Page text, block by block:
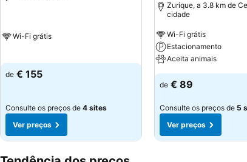
Wi-Fi grátis
de € 155
Consulte os preços de 4 sites
Ver preços
Zurique, a 3.8 km de
cidade
Wi-Fi grátis
Estacionamento
Aceita animais
de € 89
Consulte os preços de 5
Ver preços